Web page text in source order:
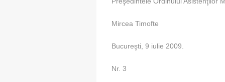
Mircea Timofte
Bucureşti, 9 iulie 2009.
Nr. 3